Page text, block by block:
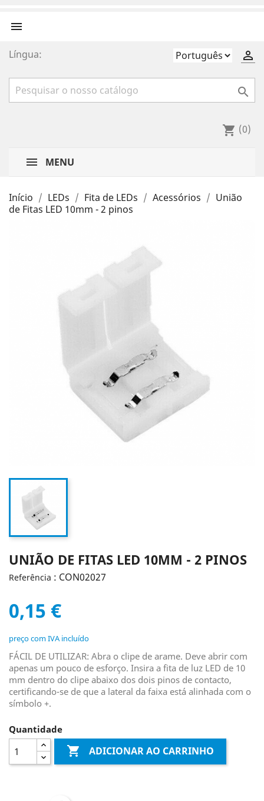


Língua:

shopping_cart (0)
MENU
Início LEDs Fita de LEDs Acessórios
União
de Fitas LED 10mm - 2 pinos
UNIÃO DE FITAS LED 10MM - 2 PINOS
Referência : CON02027
0,15 €
preço com IVA incluído
FÁCIL DE UTILIZAR: Abra o clipe de arame. Deve abrir com
apenas um pouco de esforço. Insira a fita de luz LED de 10
mm dentro do clipe abaixo dos dois pinos de contacto,
certificando-se de que a lateral da faixa está alinhada com o
símbolo +.
Quantidade
 ADICIONAR AO CARRINHO